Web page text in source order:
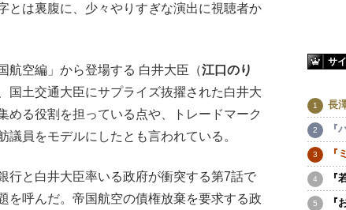
とは裏腹に、少々やりすぎな演出に視聴者か
空編」から登場する 白井大臣（江口のり
国土交通大臣にサプライズ抜擢された白井大
める役割を担っている点や、トレードマーク
員をモデルにしたとも言われている。
と白井大臣率いる政府が衝突する第7話で
を呼んだ。帝国航空の債権放棄を要求する政
サ
長
『
『
『
『